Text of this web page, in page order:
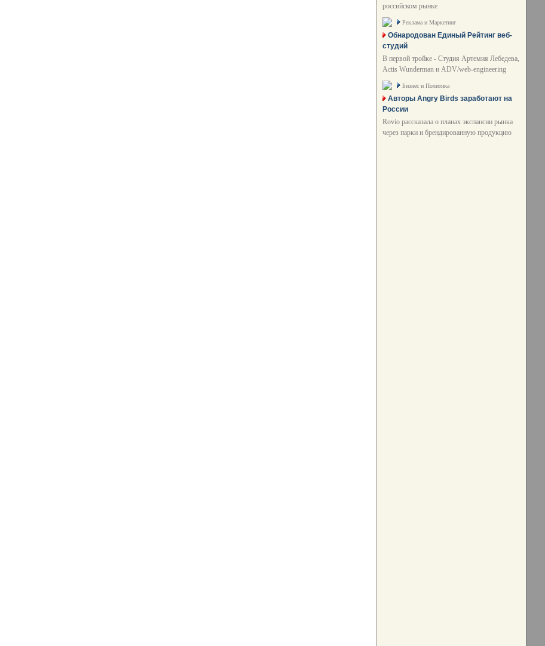
российском рынке
Реклама и Маркетинг
Обнародован Единый Рейтинг веб-
студий
В первой тройке - Студия Артемия Лебедева,
Actis Wunderman и ADV/web-engineering
Бизнес и Политика
Авторы Angry Birds заработают на
России
Rovio рассказала о планах экспансии рынка
через парки и брендированную продукцию